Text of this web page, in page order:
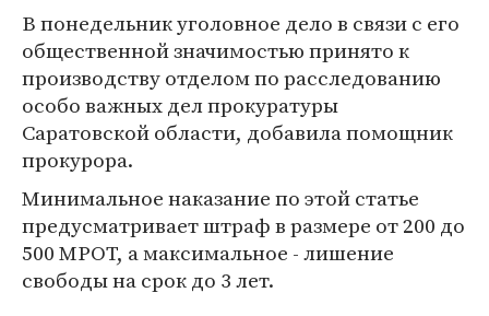
В понедельник уголовное дело в связи с его
общественной значимостью принято к
производству отделом по расследованию
особо важных дел прокуратуры
Саратовской области, добавила помощник
прокурора.
Минимальное наказание по этой статье
предусматривает штраф в размере от 200 до
500 МРОТ, а максимальное - лишение
свободы на срок до 3 лет.